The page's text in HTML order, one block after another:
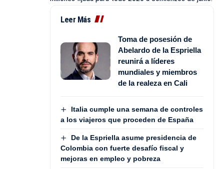
Leer Más
Toma de posesión de
Abelardo de la Espriella
reunirá a líderes
mundiales y miembros
de la realeza en Cali
Italia cumple una semana de controles
a los viajeros que proceden de España
De la Espriella asume presidencia de
Colombia con fuerte desafío fiscal y
mejoras en empleo y pobreza